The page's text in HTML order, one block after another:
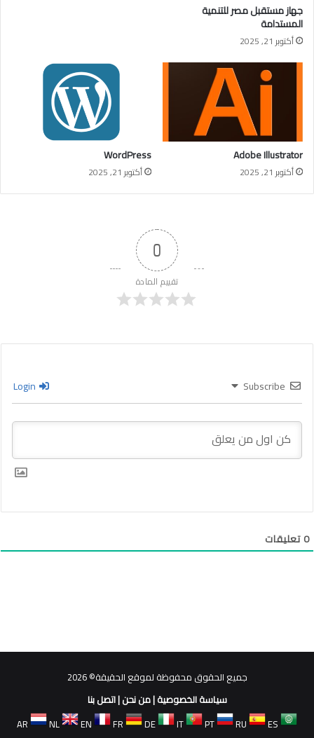
جهاز مستقبل مصر للتنمية
المستدامة
أكتوبر 21, 2025
Adobe Illustrator
أكتوبر 21, 2025
WordPress
أكتوبر 21, 2025
0
تقييم المادة
Subscribe
0تعليقات
جميع الحقوق محفوظة لموقع الحقيقة© 2026
سياسة الخصوصية|من نحن|اتصل بنا
AR
NL EN FR DE IT PT RU
ES